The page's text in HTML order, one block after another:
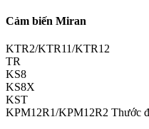
Cảm biến Miran
KTR2/KTR11/KTR12
TR
KS8
KS8X
KST
KPM12R1/KPM12R2 Thước